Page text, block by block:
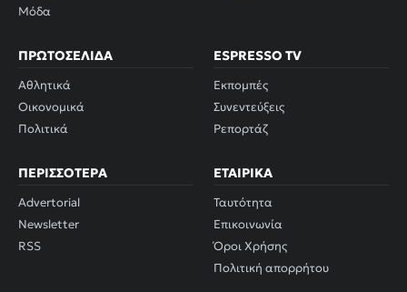
Μόδα
ΠΡΩΤΟΣΈΛΙΔΑ
Αθλητικά
Οικονομικά
Πολιτικά
ESPRESSO TV
Εκπομπές
Συνεντεύξεις
Ρεπορτάζ
ΠΕΡΙΣΣΌΤΕΡΑ
Advertorial
Newsletter
RSS
ΕΤΑΙΡΙΚΆ
Ταυτότητα
Επικοινωνία
Όροι Χρήσης
Πολιτική απορρήτου